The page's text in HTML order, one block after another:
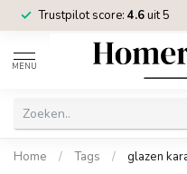
Trustpilot score: 4.6uit 5
MENU
Home / Tags / glazen